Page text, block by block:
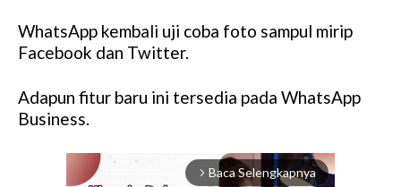
WhatsApp kembali uji coba foto sampul mirip
Facebook dan Twitter.
Adapun fitur baru ini tersedia pada WhatsApp
Business.
arrow_forward_ios Baca Selengkapnya